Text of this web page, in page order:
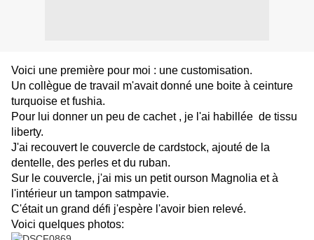
Voici une première pour moi : une customisation.
Un collègue de travail m'avait donné une boite à ceinture
turquoise et fushia.
Pour lui donner un peu de cachet , je l'ai habillée de tissu
liberty.
J'ai recouvert le couvercle de cardstock, ajouté de la
dentelle, des perles et du ruban.
Sur le couvercle, j'ai mis un petit ourson Magnolia et à
l'intérieur un tampon satmpavie.
C'était un grand défi j'espère l'avoir bien relevé.
Voici quelques photos: